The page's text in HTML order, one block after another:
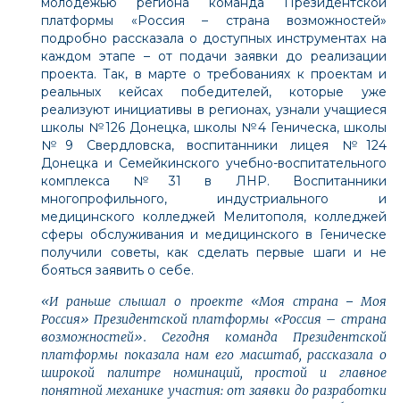
платформы «Россия – страна возможностей»
подробно рассказала о доступных инструментах на
каждом этапе – от подачи заявки до реализации
проекта. Так, в марте о требованиях к проектам и
реальных кейсах победителей, которые уже
реализуют инициативы в регионах, узнали учащиеся
школы №126 Донецка, школы №4 Геническа, школы
№9 Свердловска, воспитанники лицея №124
Донецка и Семейкинского учебно-воспитательного
комплекса №31 в ЛНР. Воспитанники
многопрофильного, индустриального и
медицинского колледжей Мелитополя, колледжей
сферы обслуживания и медицинского в Геническе
получили советы, как сделать первые шаги и не
бояться заявить о себе.
«И раньше слышал о проекте «Моя страна –Моя
Россия» Президентской платформы «Россия – страна
возможностей». Сегодня команда Президентской
платформы показала нам его масштаб, рассказала о
широкой палитре номинаций, простой и главное
понятной механике участия: от заявки до разработки